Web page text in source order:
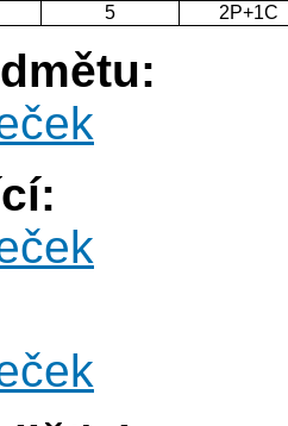
5 2P+1C